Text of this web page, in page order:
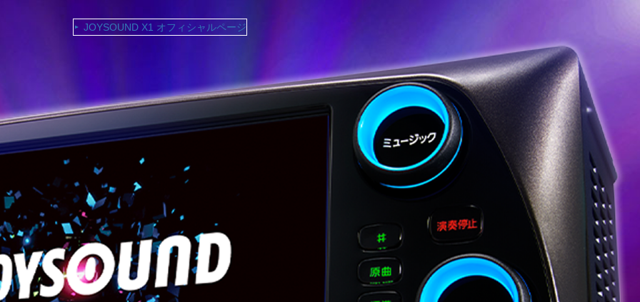
JOYSOUND X1 オフィシャルページ